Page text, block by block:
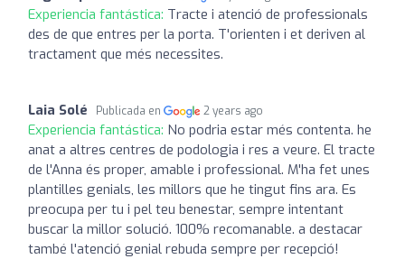
Experiencia fantástica: Tracte i atenció de professionals
des de que entres per la porta. T'orienten i et deriven al
tractament que més necessites.
Laia Solé Publicada en 2 years ago
Experiencia fantástica: No podria estar més contenta. he
anat a altres centres de podologia i res a veure. El tracte
de l'Anna és proper, amable i professional. M'ha fet unes
plantilles genials, les millors que he tingut fins ara. Es
preocupa per tu i pel teu benestar, sempre intentant
buscar la millor solució. 100% recomanable. a destacar
també l'atenció genial rebuda sempre per recepció!